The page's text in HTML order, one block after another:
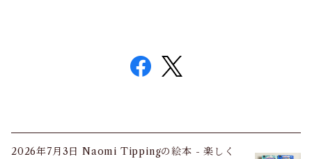
2026年7月3日 Naomi Tippingの絵本 - 楽しく